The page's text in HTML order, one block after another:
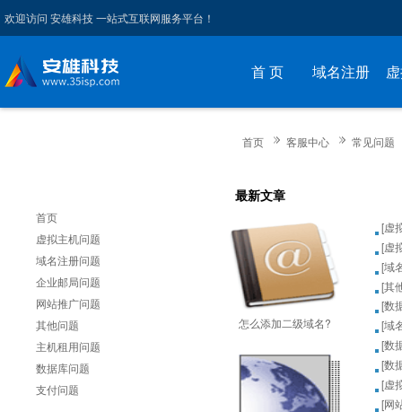
欢迎访问 安雄科技 一站式互联网服务平台！
首 页 域名注册
首页 客服中心 常见问题
首页
虚拟主机问题
域名注册问题
企业邮局问题
网站推广问题
其他问题
主机租用问题
数据库问题
支付问题
最新文章
怎么添加二级域名?
[虚
[虚
[域
[其
[数
[域
[数
[数
[虚
[网